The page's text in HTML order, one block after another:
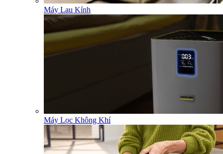
Máy Lau Kính
Máy Lọc Không Khí